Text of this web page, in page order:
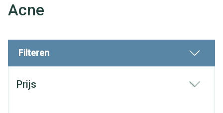
Acne
Filteren
Prijs